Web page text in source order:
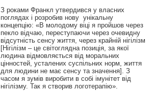
З роками Франкл утвердився у власних
поглядах і розробив нову унікальну
концепцію: «В молодому віці я пройшов через
пекло відчаю, переступаючи через очевидну
відсутність сенсу життя, через крайній нігілізм
[Нігілізм – це світоглядна позиція, за якої
людина відмовляється від моральних
цінностей, усталених суспільних норм, життя
для людини не має сенсу та значення]. З
часом я зумів виробити в собі імунітет від
нігілізму. Так я створив логотерапію».